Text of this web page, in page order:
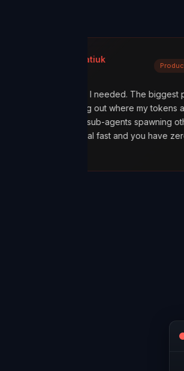
what I needed. The biggest pain
figuring out where my tokens are
with sub-agents spawning other
spiral fast and you have zero